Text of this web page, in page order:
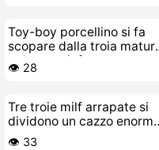
Toy-boy porcellino si fa
scopare dalla troia
pelosa e ninfomane
👁️ 28
Tre troie milf arrapate si
dividono un cazzo enorme
nella orgia di gruppo
👁️ 33